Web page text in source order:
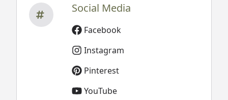
Social Media
Facebook
Instagram
Pinterest
YouTube